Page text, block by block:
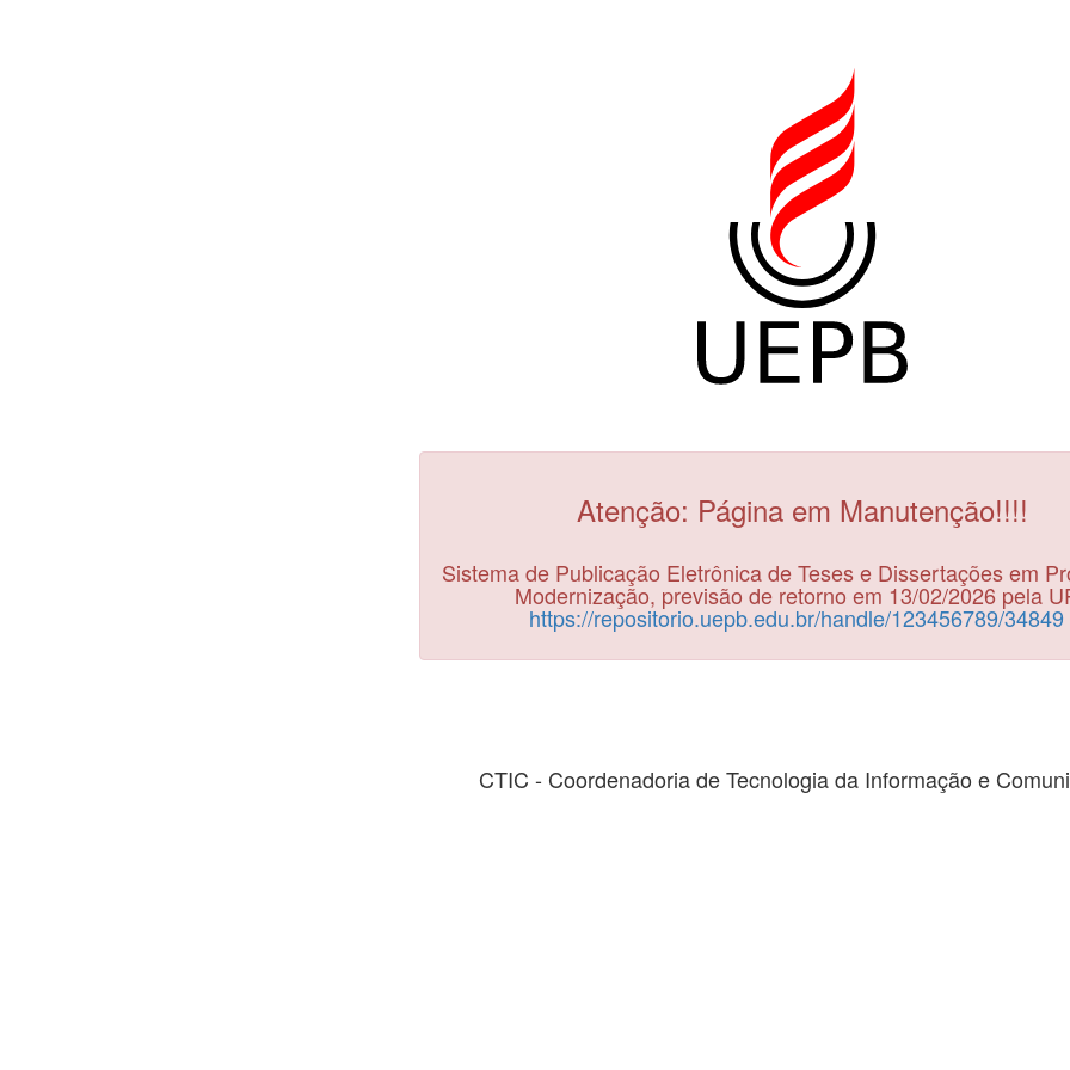
Atenção: Página em Manutenção!!!!
Sistema de Publicação Eletrônica de Teses e Dissertações em
Modernização, previsão de retorno em 13/02/2026 pela
https://repositorio.uepb.edu.br/handle/123456789/34849
CTIC - Coordenadoria de Tecnologia da Informação e